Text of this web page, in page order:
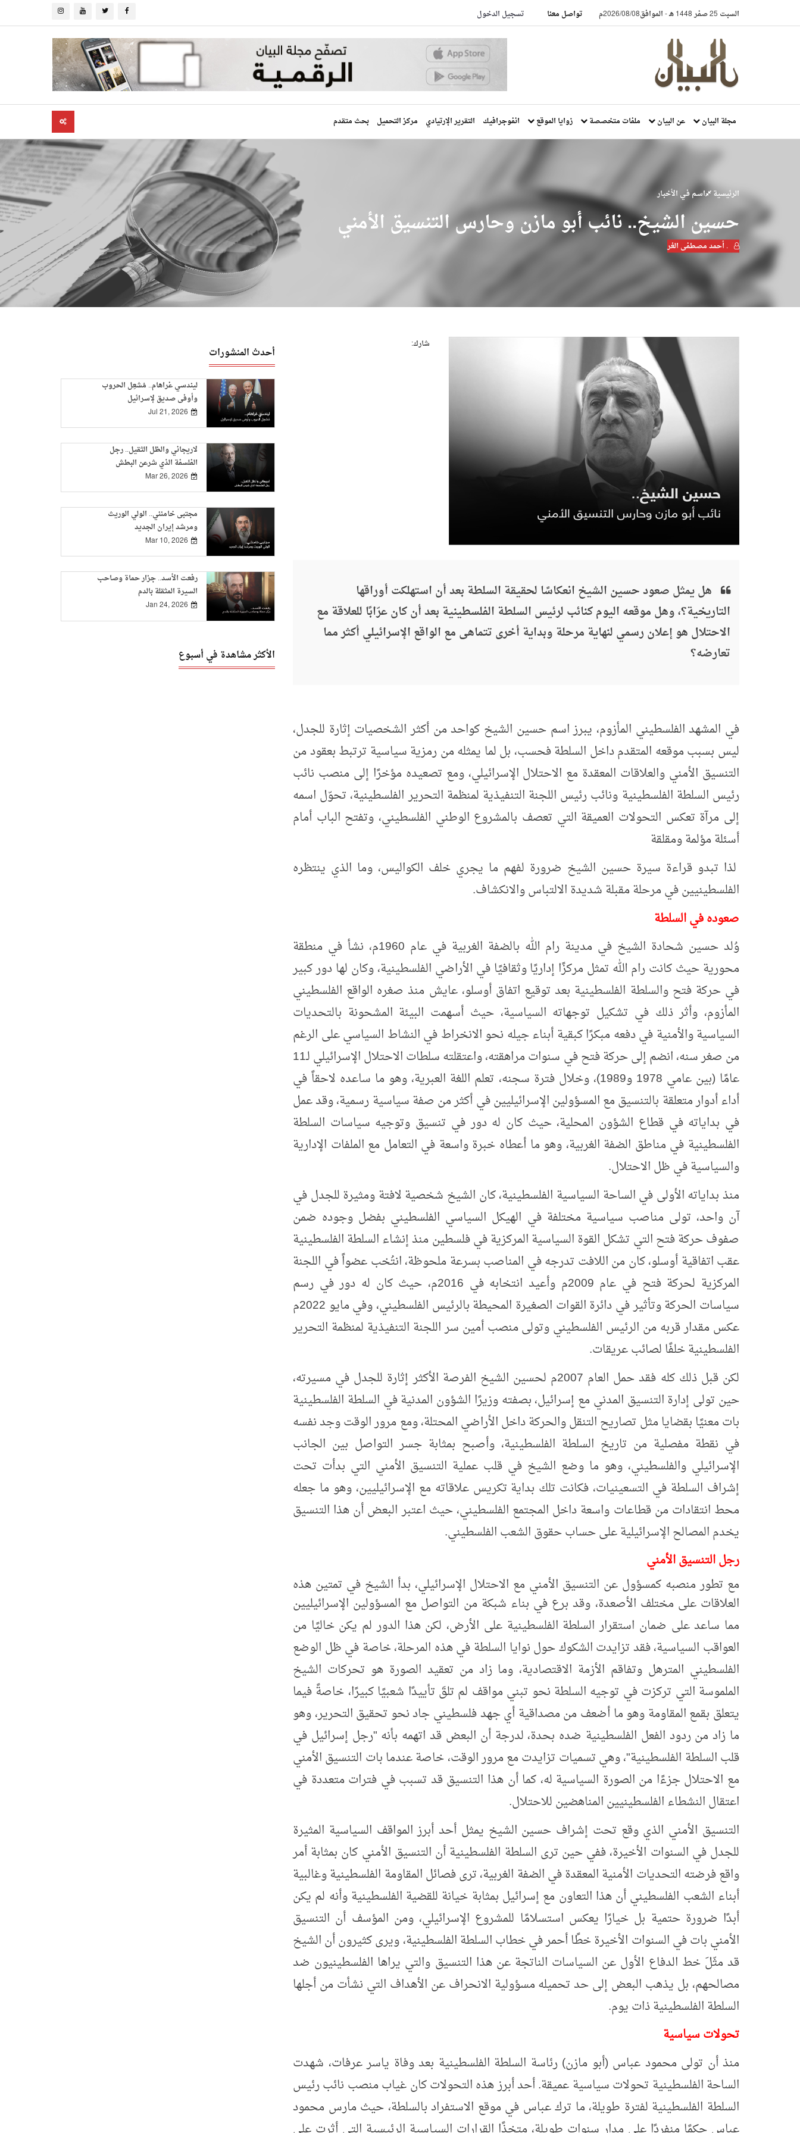
السبت 25 صفر 1448 هـ -الموافق2026/08/08م تواصل معنا تسجيل الدخول
مجلة البيان عن البيان ملفات متخصصة زوايا الموقع انفوجرافيك التقرير الإرتيادي مركز التحميل بحث متقدم
الرئيسية اسـم فـي الأخبـار
حسين الشيخ.. نائب أبو مازن وحارس التنسيق الأمني
. أحمد مصطفى الغر
شارك:
هل يمثل صعود حسين الشيخ انعكاسًا لحقيقة السلطة بعد أن استهلكت أوراقها
التاريخية؟، وهل موقعه اليوم كنائب لرئيس السلطة الفلسطينية بعد أن كان عرّابًا للعلاقة مع
الاحتلال هو إعلان رسمي لنهاية مرحلة وبداية أخرى تتماهى مع الواقع الإسرائيلي أكثر مما
تعارضه؟
في المشهد الفلسطيني المأزوم، يبرز اسم حسين الشيخ كواحد من أكثر الشخصيات إثارة للجدل،
ليس بسبب موقعه المتقدم داخل السلطة فحسب، بل لما يمثله من رمزية سياسية ترتبط بعقود من
التنسيق الأمني والعلاقات المعقدة مع الاحتلال الإسرائيلي، ومع تصعيده مؤخرًا إلى منصب نائب
رئيس السلطة الفلسطينية ونائب رئيس اللجنة التنفيذية لمنظمة التحرير الفلسطينية، تحوّل اسمه
إلى مرآة تعكس التحولات العميقة التي تعصف بالمشروع الوطني الفلسطيني، وتفتح الباب أمام
أسئلة مؤلمة ومقلقة
لذا تبدو قراءة سيرة حسين الشيخ ضرورة لفهم ما يجري خلف الكواليس، وما الذي ينتظره
الفلسطينيين في مرحلة مقبلة شديدة الالتباس والانكشاف.
صعوده في السلطة
وُلد حسين شحادة الشيخ في مدينة رام الله بالضفة الغربية في عام 1960م، نشأ في منطقة
محورية حيث كانت رام الله تمثل مركزًا إداريًا وثقافيًا في الأراضي الفلسطينية، وكان لها دور كبير
في حركة فتح والسلطة الفلسطينية بعد توقيع اتفاق أوسلو، عايش منذ صغره الواقع الفلسطيني
المأزوم، وأثر ذلك في تشكيل توجهاته السياسية، حيث أسهمت البيئة المشحونة بالتحديات
السياسية والأمنية في دفعه مبكرًا كبقية أبناء جيله نحو الانخراط في النشاط السياسي على الرغم
من صغر سنه، انضم إلى حركة فتح في سنوات مراهقته، واعتقلته سلطات الاحتلال الإسرائيلي لـ11
عامًا (بين عامي 1978 و1989)، وخلال فترة سجنه، تعلم اللغة العبرية، وهو ما ساعده لاحقاً في
أداء أدوار متعلقة بالتنسيق مع المسؤولين الإسرائيليين في أكثر من صفة سياسية رسمية، وقد عمل
في بداياته في قطاع الشؤون المحلية، حيث كان له دور في تنسيق وتوجيه سياسات السلطة
الفلسطينية في مناطق الضفة الغربية، وهو ما أعطاه خبرة واسعة في التعامل مع الملفات الإدارية
والسياسية في ظل الاحتلال.
منذ بداياته الأولى في الساحة السياسية الفلسطينية، كان الشيخ شخصية لافتة ومثيرة للجدل في
آن واحد، تولى مناصب سياسية مختلفة في الهيكل السياسي الفلسطيني بفضل وجوده ضمن
صفوف حركة فتح التي تشكل القوة السياسية المركزية في فلسطين منذ إنشاء السلطة الفلسطينية
عقب اتفاقية أوسلو، كان من اللافت تدرجه في المناصب بسرعة ملحوظة، انتُخب عضواً في اللجنة
المركزية لحركة فتح في عام 2009م وأعيد انتخابه في 2016م، حيث كان له دور في رسم
سياسات الحركة وتأثير في دائرة القوات الصغيرة المحيطة بالرئيس الفلسطيني، وفي مايو 2022م
عكس مقدار قربه من الرئيس الفلسطيني وتولى منصب أمين سر اللجنة التنفيذية لمنظمة التحرير
الفلسطينية خلفًا لصائب عريقات.
لكن قبل ذلك كله فقد حمل العام 2007م لحسين الشيخ الفرصة الأكثر إثارة للجدل في مسيرته،
حين تولى إدارة التنسيق المدني مع إسرائيل، بصفته وزيرًا الشؤون المدنية في السلطة الفلسطينية
بات معنيًا بقضايا مثل تصاريح التنقل والحركة داخل الأراضي المحتلة، ومع مرور الوقت وجد نفسه
في نقطة مفصلية من تاريخ السلطة الفلسطينية، وأصبح بمثابة جسر التواصل بين الجانب
الإسرائيلي والفلسطيني، وهو ما وضع الشيخ في قلب عملية التنسيق الأمني التي بدأت تحت
إشراف السلطة في التسعينيات، فكانت تلك بداية تكريس علاقاته مع الإسرائيليين، وهو ما جعله
محط انتقادات من قطاعات واسعة داخل المجتمع الفلسطيني، حيث اعتبر البعض أن هذا التنسيق
يخدم المصالح الإسرائيلية على حساب حقوق الشعب الفلسطيني.
رجل التنسيق الأمني
مع تطور منصبه كمسؤول عن التنسيق الأمني مع الاحتلال الإسرائيلي، بدأ الشيخ في تمتين هذه
العلاقات على مختلف الأصعدة، وقد برع في بناء شبكة من التواصل مع المسؤولين الإسرائيليين
مما ساعد على ضمان استقرار السلطة الفلسطينية على الأرض، لكن هذا الدور لم يكن خاليًا من
العواقب السياسية، فقد تزايدت الشكوك حول نوايا السلطة في هذه المرحلة، خاصة في ظل الوضع
الفلسطيني المترهل وتفاقم الأزمة الاقتصادية، وما زاد من تعقيد الصورة هو تحركات الشيخ
الملموسة التي تركزت في توجيه السلطة نحو تبني مواقف لم تلقَ تأييدًا شعبيًا كبيرًا، خاصةً فيما
يتعلق بقمع المقاومة وهو ما أضعف من مصداقية أي جهد فلسطيني جاد نحو تحقيق التحرير، وهو
ما زاد من ردود الفعل الفلسطينية ضده بحدة، لدرجة أن البعض قد اتهمه بأنه "رجل إسرائيل في
قلب السلطة الفلسطينية"، وهي تسميات تزايدت مع مرور الوقت، خاصة عندما بات التنسيق الأمني
مع الاحتلال جزءًا من الصورة السياسية له، كما أن هذا التنسيق قد تسبب في فترات متعددة في
اعتقال النشطاء الفلسطينيين المناهضين للاحتلال.
التنسيق الأمني الذي وقع تحت إشراف حسين الشيخ يمثل أحد أبرز المواقف السياسية المثيرة
للجدل في السنوات الأخيرة، ففي حين ترى السلطة الفلسطينية أن التنسيق الأمني كان بمثابة أمر
واقع فرضته التحديات الأمنية المعقدة في الضفة الغربية، ترى فصائل المقاومة الفلسطينية وغالبية
أبناء الشعب الفلسطيني أن هذا التعاون مع إسرائيل بمثابة خيانة للقضية الفلسطينية وأنه لم يكن
أبدًا ضرورة حتمية بل خيارًا يعكس استسلامًا للمشروع الإسرائيلي، ومن المؤسف أن التنسيق
الأمني بات في السنوات الأخيرة خطًا أحمر في خطاب السلطة الفلسطينية، ويرى كثيرون أن الشيخ
قد مثّلَ خط الدفاع الأول عن السياسات الناتجة عن هذا التنسيق والتي يراها الفلسطينيون ضد
مصالحهم، بل يذهب البعض إلى حد تحميله مسؤولية الانحراف عن الأهداف التي نشأت من أجلها
السلطة الفلسطينية ذات يوم.
تحولات سياسية
منذ أن تولى محمود عباس (أبو مازن) رئاسة السلطة الفلسطينية بعد وفاة ياسر عرفات، شهدت
الساحة الفلسطينية تحولات سياسية عميقة. أحد أبرز هذه التحولات كان غياب منصب نائب رئيس
السلطة الفلسطينية لفترة طويلة، ما ترك عباس في موقع الاستفراد بالسلطة، حيث مارس محمود
أحدث المنشورات
ليندسي غراهام.. مُشعِل الحروب
وأوفى صديق لإسرائيل
Jul 21, 2026
لاريجاني والظل الثقيل.. رجل
الفلسفة الذي شرعن البطش
Mar 26, 2026
مجتبى خامنئي.. الولي الوريث
ومرشد إيران الجديد
Mar 10, 2026
رفعت الأسد.. جزار حماة وصاحب
السيرة المثقلة بالدم
Jan 24, 2026
الأكثر مشاهدة في أسبوع